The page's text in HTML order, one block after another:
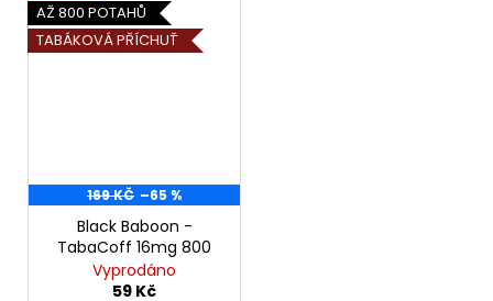
AŽ 800 POTAHŮ
TABÁKOVÁ PŘÍCHUŤ
169 KČ –65 %
Black Baboon -
TabaCoff 16mg 800
Vyprodáno
59 Kč